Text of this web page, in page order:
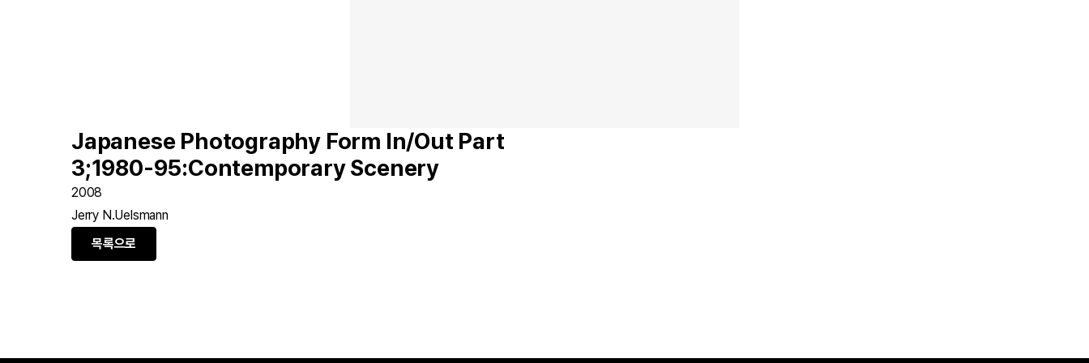
Japanese Photography Form In/Out Part
3;1980-95:Contemporary Scenery
2008
Jerry N.Uelsmann
목록으로